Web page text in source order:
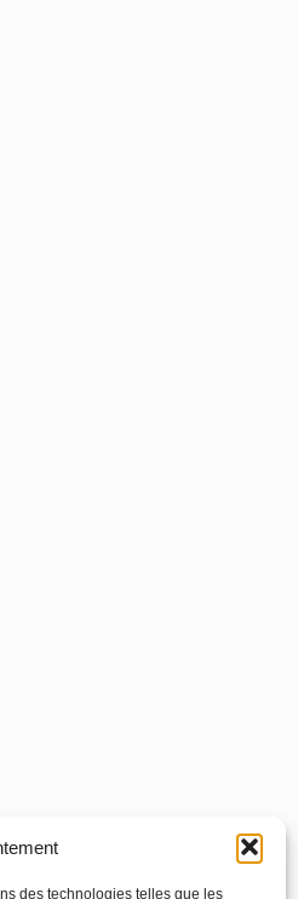
des technologies telles que les